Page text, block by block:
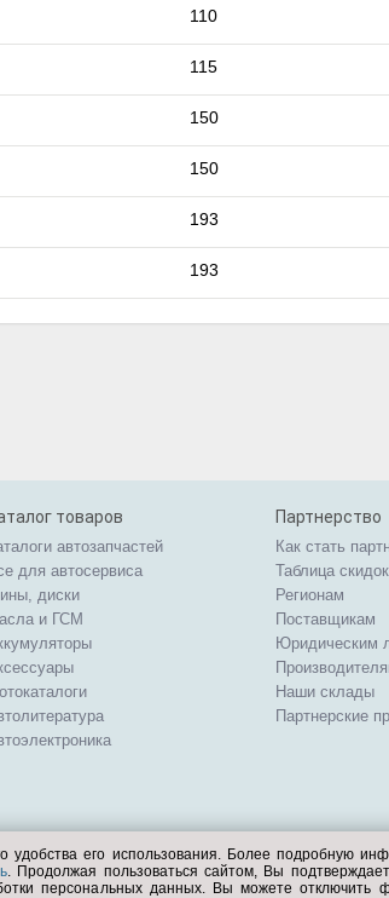
110
115
150
150
193
193
товаров
автозапчастей
для автосервиса
диски
и ГСМ
Партнерство
Как стать
Таблица скидок
Регионам
Поставщикам
Юридическим
Наши склады
Партнерские
его использования. Более подробную
. Продолжая пользоваться сайтом, Вы
персональных данных. Вы можете отключить